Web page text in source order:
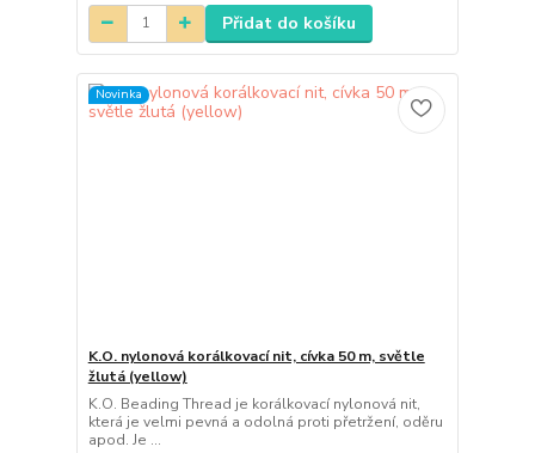
Přidat do košíku
Novinka
K.O. nylonová korálkovací nit, cívka 50 m, světle
žlutá (yellow)
K.O. Beading Thread je korálkovací nylonová nit,
která je velmi pevná a odolná proti přetržení, oděru
apod. Je ...